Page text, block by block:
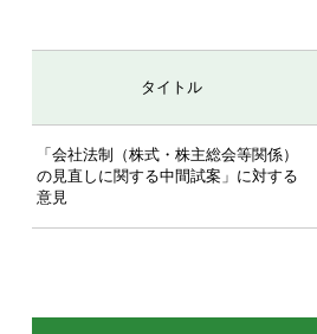
タイトル
「会社法制（株式・株主総会等関係）
の見直しに関する中間試案」に対する
意見